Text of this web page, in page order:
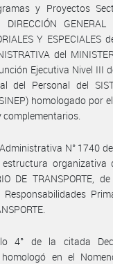
y Proyectos
GENERAL
Y ESPECIALES
del
Ejecutiva Nivel III
del Personal del
homologado por
N° 1740
organizativa
DE TRANSPORTE,
4° de la citada
en el